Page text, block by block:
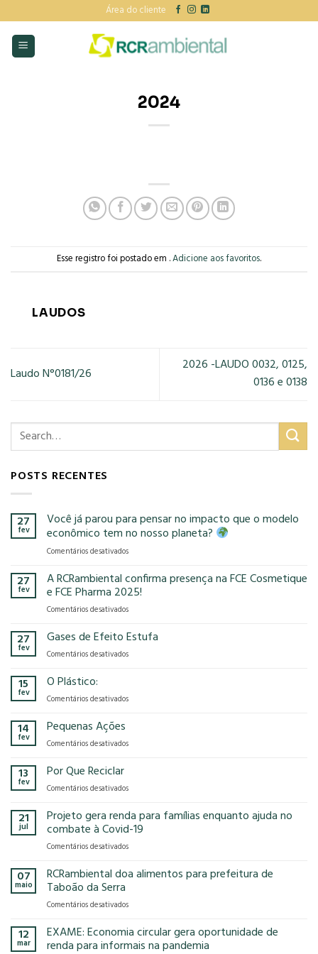
to
content
Área do cliente
2024
Esse registro foi postado em .Adicione aos favoritos.
LAUDOS
Laudo N°0181/26
2026 -LAUDO 0032, 0125,
0136 e 0138
POSTS RECENTES
27
fev
Você já parou para pensar no impacto que o modelo
econômico tem no nosso planeta?
Comentários desativadosem
já
parou
para
pensar
impacto
o
tem
27
fev
A RCRambiental confirma presença na FCE Cosmetique
e FCE Pharma 2025!
Comentários desativadosem
RCRambiental
presença
e
2025!
27
fev
Gases de Efeito Estufa
Comentários desativadosem
Estufa
15
fev
O Plástico:
Comentários desativadosem
14
fev
Pequenas Ações
Comentários desativadosem
13
fev
Por Que Reciclar
Comentários desativadosem
Que
Reciclar
21
jul
Projeto gera renda para famílias enquanto ajuda no
combate à Covid-19
Comentários desativadosem
gera
famílias
ajuda
no
07
maio
RCRambiental doa alimentos para prefeitura de
Taboão da Serra
Comentários desativadosem
doa
alimentos
12
mar
EXAME: Economia circular gera oportunidade de
renda para informais na pandemia